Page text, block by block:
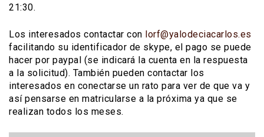
21:30.
Los interesados contactar con lorf@yalodeciacarlos.es
facilitando su identificador de skype, el pago se puede
hacer por paypal (se indicará la cuenta en la respuesta
a la solicitud). También pueden contactar los
interesados en conectarse un rato para ver de que va y
así pensarse en matricularse a la próxima ya que se
realizan todos los meses.